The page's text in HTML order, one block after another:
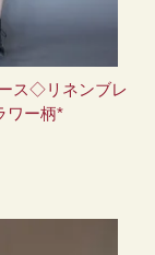
ス◇リネンブレ
ワー柄*